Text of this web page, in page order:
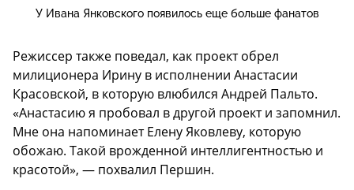
У Ивана Янковского появилось еще больше фанатов
Режиссер также поведал, как проект обрел
милиционера Ирину в исполнении Анастасии
Красовской, в которую влюбился Андрей Пальто.
«Анастасию я пробовал в другой проект и запомнил.
Мне она напоминает Елену Яковлеву, которую
обожаю. Такой врожденной интеллигентностью и
красотой», — похвалил Першин.